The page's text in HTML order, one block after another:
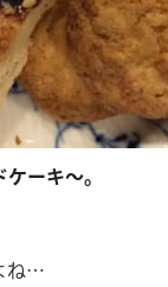
ーキ～。
ね…